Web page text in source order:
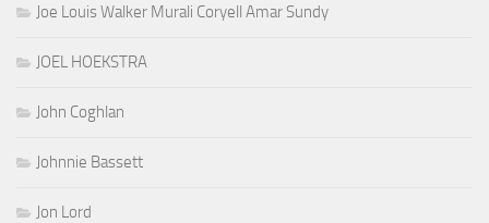
Joe Louis Walker Murali Coryell Amar Sundy
JOEL HOEKSTRA
John Coghlan
Johnnie Bassett
Jon Lord